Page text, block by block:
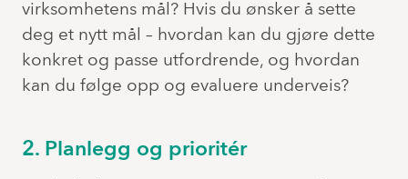
virksomhetens mål? Hvis du ønsker å sette
deg et nytt mål – hvordan kan du gjøre dette
konkret og passe utfordrende, og hvordan
kan du følge opp og evaluere underveis?
2. Planlegg og prioritér